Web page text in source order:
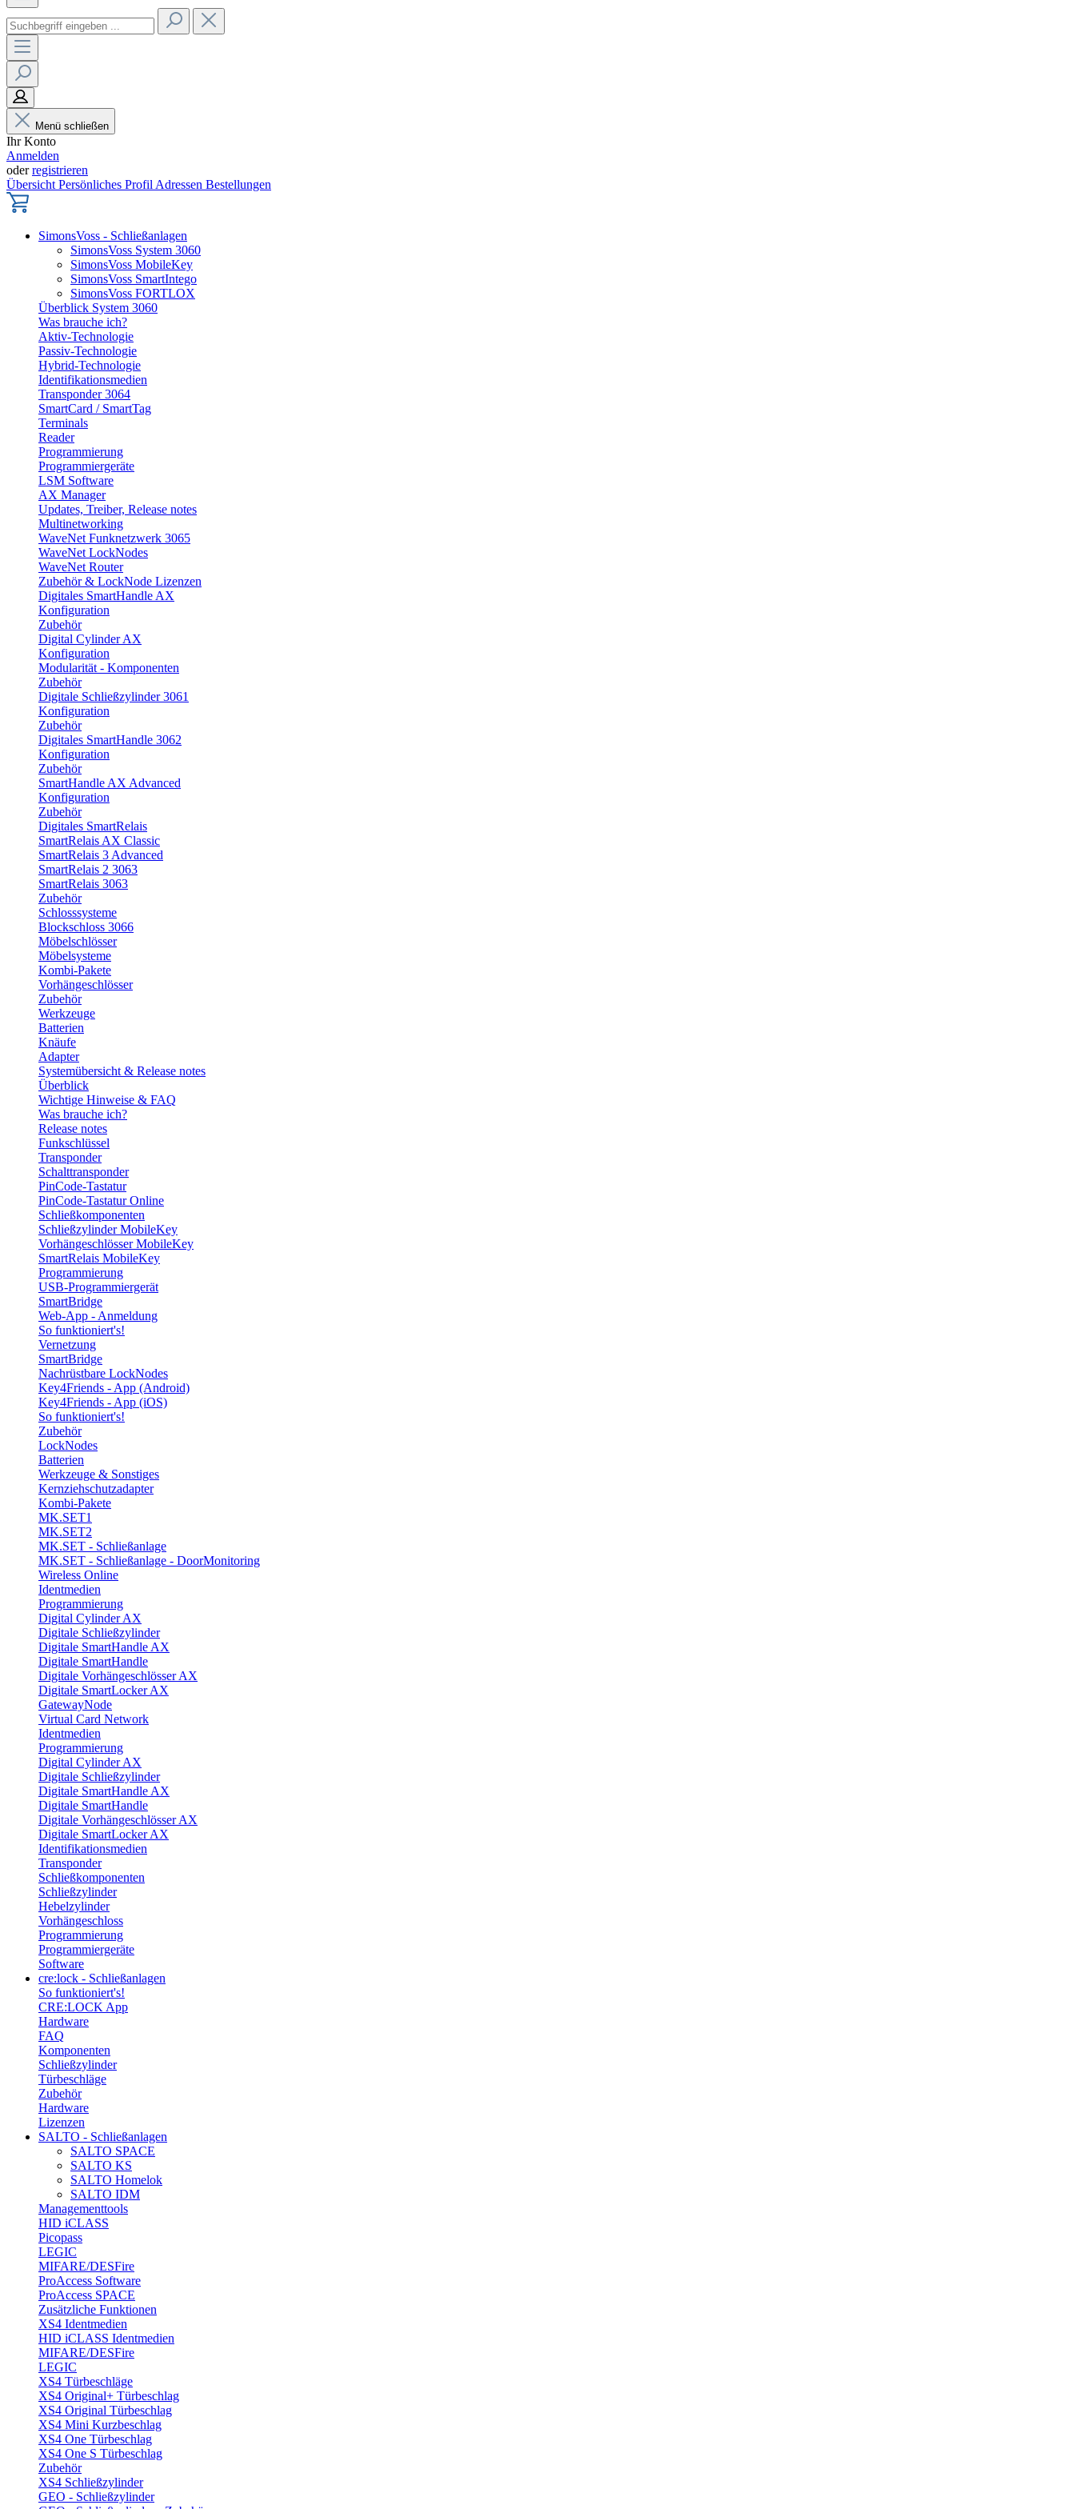
Menü schließen
Ihr Konto
Anmelden
oderregistrieren
Übersicht Persönliches Profil Adressen Bestellungen
SimonsVoss - Schließanlagen
SimonsVoss System 3060
SimonsVoss MobileKey
SimonsVoss SmartIntego
SimonsVoss FORTLOX
Überblick System 3060
Was brauche ich?
Aktiv-Technologie
Passiv-Technologie
Hybrid-Technologie
Identifikationsmedien
Transponder 3064
SmartCard / SmartTag
Terminals
Reader
Programmierung
Programmiergeräte
LSM Software
AX Manager
Updates, Treiber, Release notes
Multinetworking
WaveNet Funknetzwerk 3065
WaveNet LockNodes
WaveNet Router
Zubehör & LockNode Lizenzen
Digitales SmartHandle AX
Konfiguration
Zubehör
Digital Cylinder AX
Konfiguration
Modularität - Komponenten
Zubehör
Digitale Schließzylinder 3061
Konfiguration
Zubehör
Digitales SmartHandle 3062
Konfiguration
Zubehör
SmartHandle AX Advanced
Konfiguration
Zubehör
Digitales SmartRelais
SmartRelais AX Classic
SmartRelais 3 Advanced
SmartRelais 2 3063
SmartRelais 3063
Zubehör
Schlosssysteme
Blockschloss 3066
Möbelschlösser
Möbelsysteme
Kombi-Pakete
Vorhängeschlösser
Zubehör
Werkzeuge
Batterien
Knäufe
Adapter
Systemübersicht & Release notes
Überblick
Wichtige Hinweise & FAQ
Was brauche ich?
Release notes
Funkschlüssel
Transponder
Schalttransponder
PinCode-Tastatur
PinCode-Tastatur Online
Schließkomponenten
Schließzylinder MobileKey
Vorhängeschlösser MobileKey
SmartRelais MobileKey
Programmierung
USB-Programmiergerät
SmartBridge
Web-App - Anmeldung
So funktioniert's!
Vernetzung
SmartBridge
Nachrüstbare LockNodes
Key4Friends - App (Android)
Key4Friends - App (iOS)
So funktioniert's!
Zubehör
LockNodes
Batterien
Werkzeuge & Sonstiges
Kernziehschutzadapter
Kombi-Pakete
MK.SET1
MK.SET2
MK.SET - Schließanlage
MK.SET - Schließanlage - DoorMonitoring
Wireless Online
Identmedien
Programmierung
Digital Cylinder AX
Digitale Schließzylinder
Digitale SmartHandle AX
Digitale SmartHandle
Digitale Vorhängeschlösser AX
Digitale SmartLocker AX
GatewayNode
Virtual Card Network
Identmedien
Programmierung
Digital Cylinder AX
Digitale Schließzylinder
Digitale SmartHandle AX
Digitale SmartHandle
Digitale Vorhängeschlösser AX
Digitale SmartLocker AX
Identifikationsmedien
Transponder
Schließkomponenten
Schließzylinder
Hebelzylinder
Vorhängeschloss
Programmierung
Programmiergeräte
Software
cre:lock - Schließanlagen
So funktioniert's!
CRE:LOCK App
Hardware
FAQ
Komponenten
Schließzylinder
Türbeschläge
Zubehör
Hardware
Lizenzen
SALTO - Schließanlagen
SALTO SPACE
SALTO KS
SALTO Homelok
SALTO IDM
Managementtools
HID iCLASS
Picopass
LEGIC
MIFARE/DESFire
ProAccess Software
ProAccess SPACE
Zusätzliche Funktionen
XS4 Identmedien
HID iCLASS Identmedien
MIFARE/DESFire
LEGIC
XS4 Türbeschläge
XS4 Original+ Türbeschlag
XS4 Original Türbeschlag
XS4 Mini Kurzbeschlag
XS4 One Türbeschlag
XS4 One S Türbeschlag
Zubehör
XS4 Schließzylinder
GEO - Schließzylinder